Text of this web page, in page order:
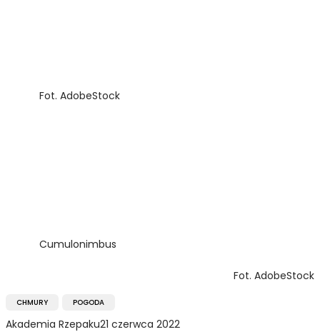
Fot. AdobeStock
Cumulonimbus
Fot. AdobeStock
CHMURY POGODA
Akademia Rzepaku21 czerwca 2022